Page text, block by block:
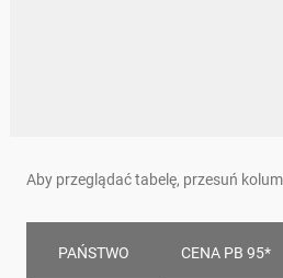
Aby przeglądać tabelę, przesuń
PAŃSTWO CENA PB 95*